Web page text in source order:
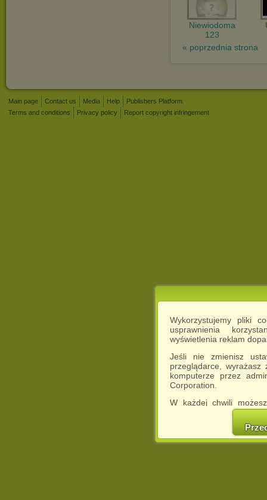
Wykorzystujemy pliki
usprawnienia
wyświetlenia reklam
Jeśli nie zmienisz
przeglądarce,
komputerze przez
Corporation.
W każdej chwili
cookies w swojej
w naszej
http://chomikuj.pl/
Niewiodoma
123
« poprzednia strona
Main page Contact us Media Help
Publishers Platform
Terms and conditions
Privacy policy Report copyright infringement